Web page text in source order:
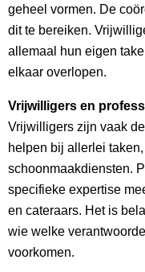
geheel vormen. De
dit te bereiken.
allemaal hun eigen
elkaar overlopen.
Vrijwilligers en
Vrijwilligers zijn vaak
helpen bij allerlei
schoonmaakdiensten.
specifieke expertise
en cateraars. Het is
wie welke
voorkomen.